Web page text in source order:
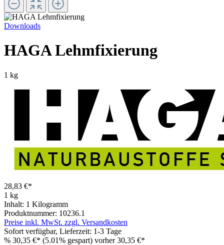
Downloads
HAGA Lehmfixierung
1 kg
28,83 €*
1 kg
Inhalt: 1 Kilogramm
Produktnummer: 10236.1
Preise inkl. MwSt. zzgl. Versandkosten
Sofort verfügbar, Lieferzeit: 1-3 Tage
% 30,35 €* (5.01% gespart) vorher 30,35 €*